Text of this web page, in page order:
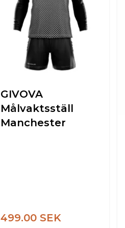
GIVOVA
Målvaktsställ
Manchester
499.00 SEK